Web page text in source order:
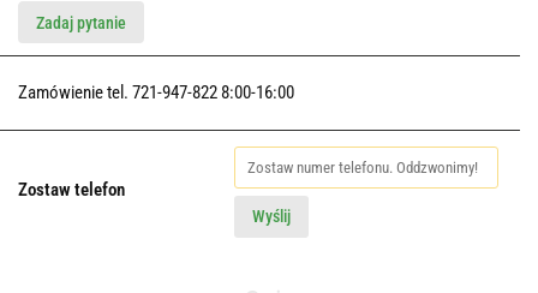
Zadaj pytanie
Zamówienie tel. 721-947-822 8:00-16:00
Zostaw telefon
Wyślij